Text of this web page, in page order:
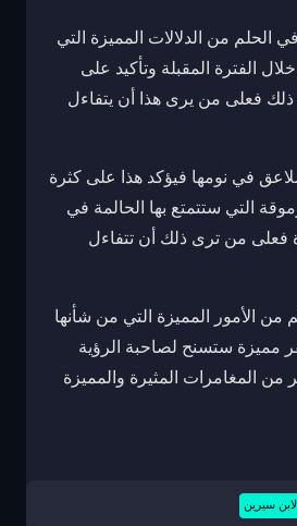
الحلم من الدلالات المميزة التي
الفترة المقبلة وتأكيد على
ذلك فعلى من يرى هذا أن يتفاءل
في نومها فيؤكد هذا على كثرة
التي ستتمتع بها الحالمة في
فعلى من ترى ذلك أن تتفاءل
من الأمور المميزة التي من شأنها
مميزة ستسنح لصاحبة الرؤية
من المغامرات المثيرة والمميزة
سيرين